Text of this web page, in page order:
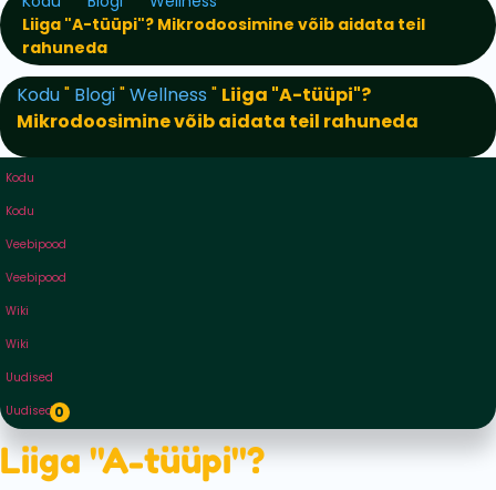
Liiga "A-tüüpi"? Mikrodoosimine võib aidata teil
rahuneda
Kodu" Blogi"Wellness " Liiga "A-tüüpi"?
Mikrodoosimine võib aidata teil rahuneda
Kodu
Kodu
Veebipood
Veebipood
Wiki
Wiki
Uudised
Uudised0
Liiga "A-tüüpi"?